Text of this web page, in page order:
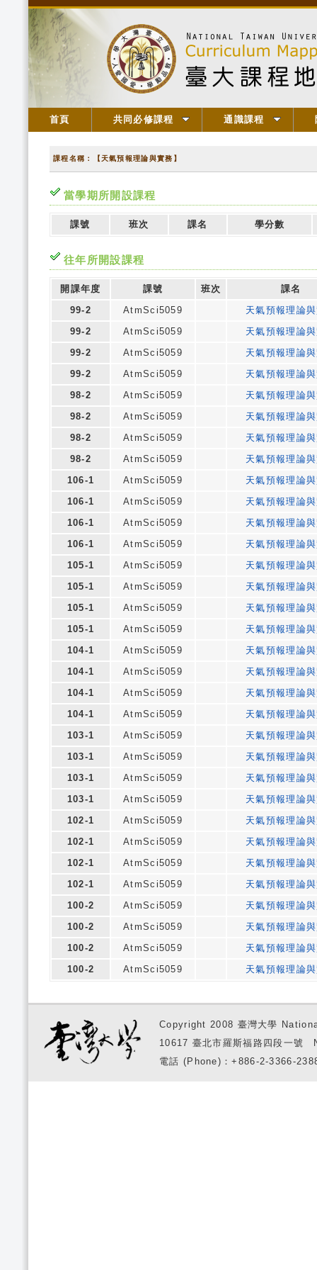
首頁 共同必修課程 通識課程
課程名稱：【天氣預報理論與實務】
當學期所開設課程
課號 班次 課名 學分數
往年所開設課程
開課年度 課號 班次
課名
99-2
AtmSci5059
天氣預報理論
99-2
AtmSci5059
天氣預報理論
99-2
AtmSci5059
天氣預報理論
99-2
AtmSci5059
天氣預報理論
98-2
AtmSci5059
天氣預報理論
98-2
AtmSci5059
天氣預報理論
98-2
AtmSci5059
天氣預報理論
98-2
AtmSci5059
天氣預報理論
106-1
AtmSci5059
天氣預報理論
106-1
AtmSci5059
天氣預報理論
106-1
AtmSci5059
天氣預報理論
106-1
AtmSci5059
天氣預報理論
105-1
AtmSci5059
天氣預報理論
105-1
AtmSci5059
天氣預報理論
105-1
AtmSci5059
天氣預報理論
105-1
AtmSci5059
天氣預報理論
104-1
AtmSci5059
天氣預報理論
104-1
AtmSci5059
天氣預報理論
104-1
AtmSci5059
天氣預報理論
104-1
AtmSci5059
天氣預報理論
103-1
AtmSci5059
天氣預報理論
103-1
AtmSci5059
天氣預報理論
103-1
AtmSci5059
天氣預報理論
103-1
AtmSci5059
天氣預報理論
102-1
AtmSci5059
天氣預報理論
102-1
AtmSci5059
天氣預報理論
102-1
AtmSci5059
天氣預報理論
102-1
AtmSci5059
天氣預報理論
100-2
AtmSci5059
天氣預報理論
100-2
AtmSci5059
天氣預報理論
100-2
AtmSci5059
天氣預報理論
100-2
AtmSci5059 天氣預報理論
Copyright 2008 臺灣大學
10617 臺北市羅斯福路四段一
電話 (Phone)：+886-2-3366-